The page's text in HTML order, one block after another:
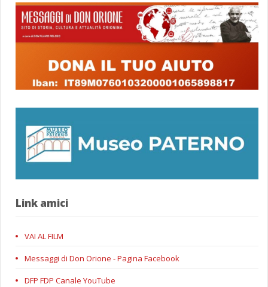
Link amici
VAI AL FILM
Messaggi di Don Orione - Pagina Facebook
DFP FDP Canale YouTube